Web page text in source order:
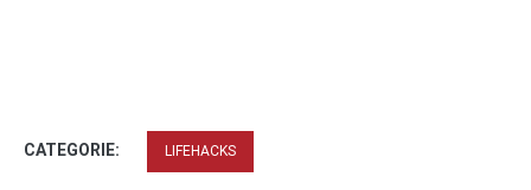
CATEGORIE: LIFEHACKS